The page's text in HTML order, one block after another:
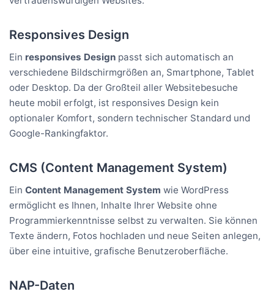
Responsives Design
Ein responsives Design passt sich automatisch an
verschiedene Bildschirmgrößen an, Smartphone, Tablet
oder Desktop. Da der Großteil aller Websitebesuche
heute mobil erfolgt, ist responsives Design kein
optionaler Komfort, sondern technischer Standard und
Google-Rankingfaktor.
CMS (Content Management System)
Ein Content Management System wie WordPress
ermöglicht es Ihnen, Inhalte Ihrer Website ohne
Programmierkenntnisse selbst zu verwalten. Sie können
Texte ändern, Fotos hochladen und neue Seiten anlegen,
über eine intuitive, grafische Benutzeroberfläche.
NAP-Daten